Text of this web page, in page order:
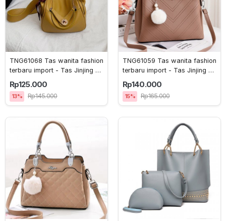
TNG61068 Tas wanita fashion
terbaru import - Tas Jinjing -
Rp125.000
13% Rp145.000
TNG61059 Tas wanita fashion
terbaru import - Tas Jinjing -
Rp140.000
15% Rp165.000